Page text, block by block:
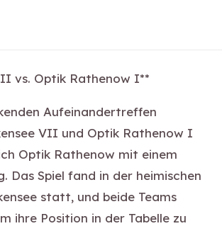
vs. Optik Rathenow I**
Aufeinandertreffen
VII und Optik Rathenow I
Optik Rathenow mit einem
Das Spiel fand in der heimischen
statt, und beide Teams
ihre Position in der Tabelle zu